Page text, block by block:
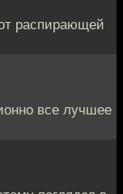
распирающей
все лучшее